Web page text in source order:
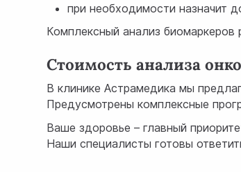
при необходимости назначит
Комплексный анализ
Стоимость анализа
В клинике Астрамедика мы
Предусмотрены комплексные
Ваше здоровье – главный
Наши специалисты готовы